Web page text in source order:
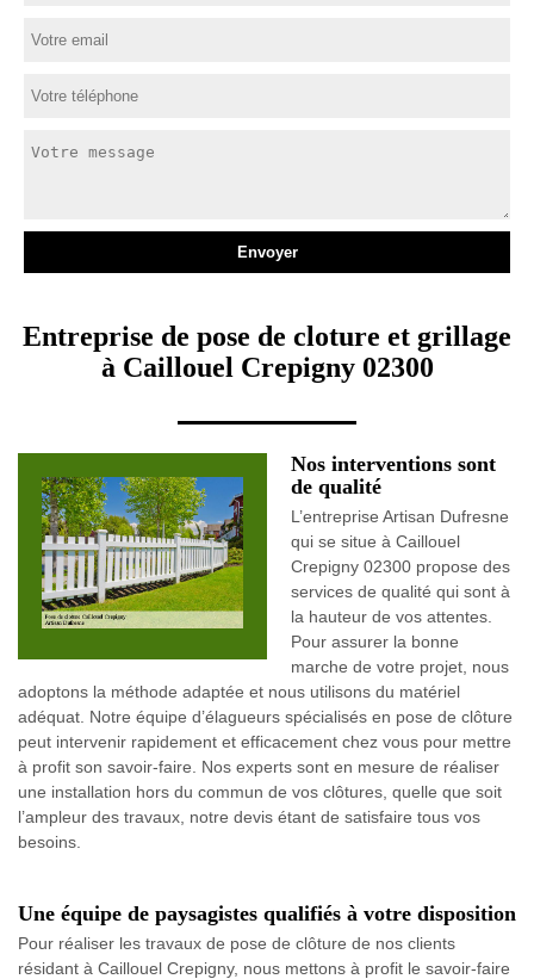
Entreprise de pose de cloture et grillage
à Caillouel Crepigny 02300
Nos interventions sont
de qualité
L’entreprise Artisan Dufresne
qui se situe à Caillouel
Crepigny 02300 propose des
services de qualité qui sont à
la hauteur de vos attentes.
Pour assurer la bonne
marche de votre projet, nous
adoptons la méthode adaptée et nous utilisons du matériel
adéquat. Notre équipe d’élagueurs spécialisés en pose de clôture
peut intervenir rapidement et efficacement chez vous pour mettre
à profit son savoir-faire. Nos experts sont en mesure de réaliser
une installation hors du commun de vos clôtures, quelle que soit
l’ampleur des travaux, notre devis étant de satisfaire tous vos
besoins.
Une équipe de paysagistes qualifiés à votre disposition
Pour réaliser les travaux de pose de clôture de nos clients
résidant à Caillouel Crepigny, nous mettons à profit le savoir-faire